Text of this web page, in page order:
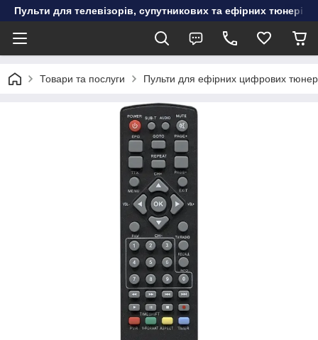
Пульти для телевізорів, супутникових та ефірних тюнерів,
Товари та послуги Пульти для ефірних цифрових